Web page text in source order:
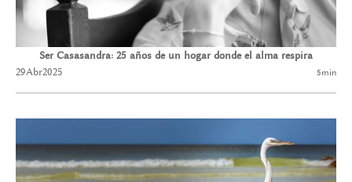
Ser Casasandra: 25 años de un hogar donde el alma respira
29Abr2025 5min